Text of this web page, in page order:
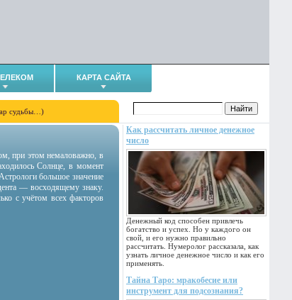
КАРТА САЙТА
судьбы…)
Как рассчитать личное денежное
число
Денежный код способен привлечь
богатство и успех. Но у каждого он
свой, и его нужно правильно
рассчитать. Нумеролог рассказала, как
узнать личное денежное число и как его
применять.
Тайна Таро: мракобесие или
инструмент для подсознания?
при этом немаловажно, в
Солнце, в момент
большое значение
— восходящему знаку.
с учётом всех факторов